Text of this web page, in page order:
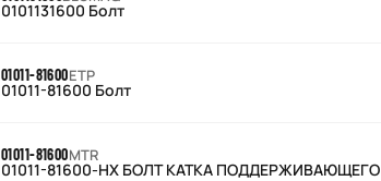
0101131600 Болт
01011-81600ETP
01011-81600 Болт
01011-81600MTR
01011-81600-HX БОЛТ КАТКА ПОДДЕРЖИВАЮЩЕГО